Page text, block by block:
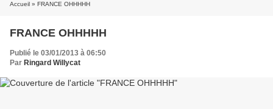
Accueil » FRANCE OHHHHH
FRANCE OHHHHH
Publié le 03/01/2013 à 06:50
Par Ringard Willycat